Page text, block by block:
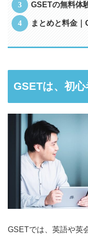
GSETの無料体
まとめと料金
GSETは、初
GSETでは、英語や英